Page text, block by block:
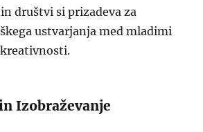
društvi si prizadeva za
ustvarjanja med mladimi
Izobraževanje